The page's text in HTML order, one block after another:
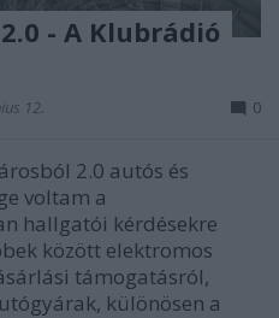
and other
- A Klubrádió
12. 0
2.0 autós és
voltam a
hallgatói kérdésekre
között elektromos
támogatásról,
különösen a